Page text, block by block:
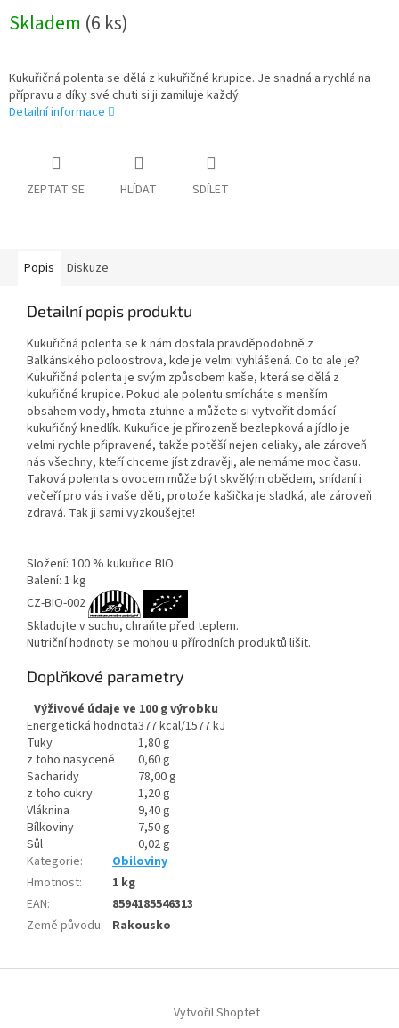
Skladem (6 ks)
Kukuřičná polenta se dělá z kukuřičné krupice. Je snadná a rychlá na
přípravu a díky své chuti si ji zamiluje každý.
Detailní informace
ZEPTAT SE HLÍDAT SDÍLET
Popis Diskuze
Detailní popis produktu
Kukuřičná polenta se k nám dostala pravděpodobně z
Balkánského poloostrova, kde je velmi vyhlášená. Co to ale je?
Kukuřičná polenta je svým způsobem kaše, která se dělá z
kukuřičné krupice. Pokud ale polentu smícháte s menším
obsahem vody, hmota ztuhne a můžete si vytvořit domácí
kukuřičný knedlík. Kukuřice je přirozeně bezlepková a jídlo je
velmi rychle připravené, takže potěší nejen celiaky, ale zároveň
nás všechny, kteří chceme jíst zdravěji, ale nemáme moc času.
Taková polenta s ovocem může být skvělým obědem, snídaní i
večeří pro vás i vaše děti, protože kašička je sladká, ale zároveň
zdravá. Tak ji sami vyzkoušejte!
Složení: 100 % kukuřice BIO
Balení: 1 kg
CZ-BIO-002
Skladujte v suchu, chraňte před teplem.
Nutriční hodnoty se mohou u přírodních produktů lišit.
Doplňkové parametry
Výživové údaje ve 100 g výrobku
Energetická hodnota377 kcal/1577 kJ
Tuky
1,80 g
z toho nasycené
0,60 g
Sacharidy
78,00 g
z toho cukry
1,20 g
Vláknina
9,40 g
Bílkoviny
7,50 g
Sůl
0,02 g
Kategorie:
Obiloviny
Hmotnost:
1 kg
EAN:
8594185546313
Země původu: Rakousko
Vytvořil Shoptet